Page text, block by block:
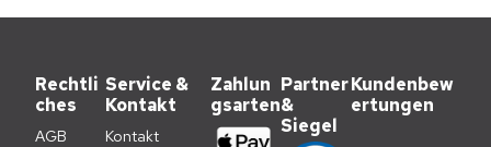
Rechtli
ches
AGB
Service &
Kontakt
Kontakt
Zahlun
gsarten
Partner
&
Siegel
Kundenbew
ertungen